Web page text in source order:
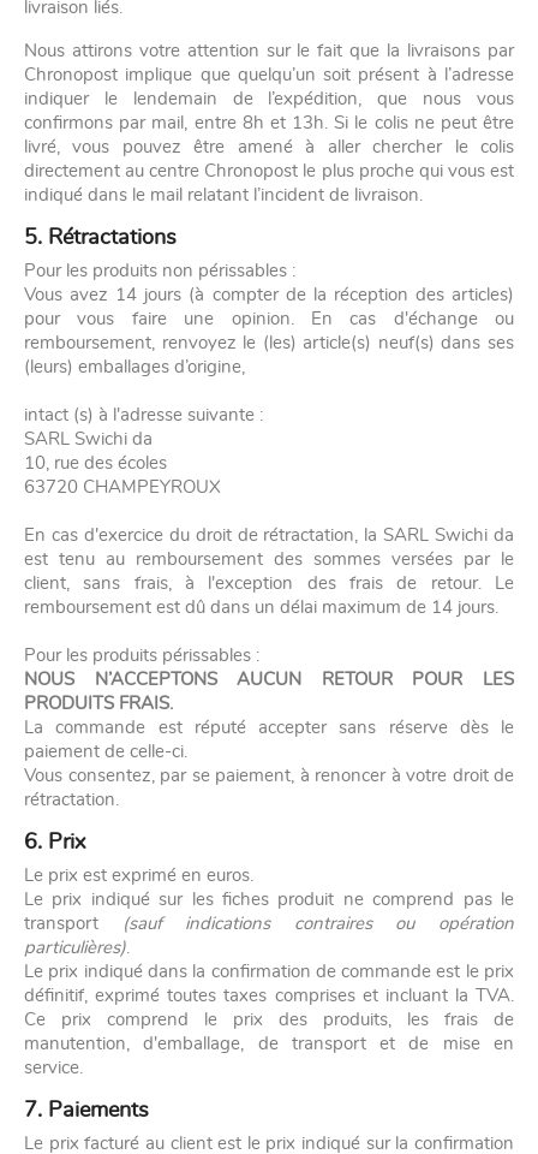
livraison liés.
Nous attirons votre attention sur le fait que la livraisons par
Chronopost implique que quelqu’un soit présent à l’adresse
indiquer le lendemain de l’expédition, que nous vous
confirmons par mail, entre 8h et 13h. Si le colis ne peut être
livré, vous pouvez être amené à aller chercher le colis
directement au centre Chronopost le plus proche qui vous est
indiqué dans le mail relatant l’incident de livraison.
5. Rétractations
Pour les produits non périssables :
Vous avez 14 jours (à compter de la réception des articles)
pour vous faire une opinion. En cas d'échange ou
remboursement, renvoyez le (les) article(s) neuf(s) dans ses
(leurs) emballages d’origine,
intact (s) à l'adresse suivante :
SARL Swichi da
10, rue des écoles
63720 CHAMPEYROUX
En cas d'exercice du droit de rétractation, la SARL Swichi da
est tenu au remboursement des sommes versées par le
client, sans frais, à l'exception des frais de retour. Le
remboursement est dû dans un délai maximum de 14 jours.
Pour les produits périssables :
NOUS N’ACCEPTONS AUCUN RETOUR POUR LES
PRODUITS FRAIS.
La commande est réputé accepter sans réserve dès le
paiement de celle-ci.
Vous consentez, par se paiement, à renoncer à votre droit de
rétractation.
6. Prix
Le prix est exprimé en euros.
Le prix indiqué sur les fiches produit ne comprend pas le
transport
(sauf indications contraires ou opération
particulières).
Le prix indiqué dans la confirmation de commande est le prix
définitif, exprimé toutes taxes comprises et incluant la TVA.
Ce prix comprend le prix des produits, les frais de
manutention, d'emballage, de transport et de mise en
service.
7. Paiements
Le prix facturé au client est le prix indiqué sur la confirmation